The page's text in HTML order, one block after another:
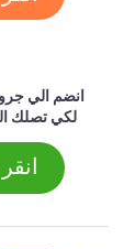
انضم الي
لكي تصلك